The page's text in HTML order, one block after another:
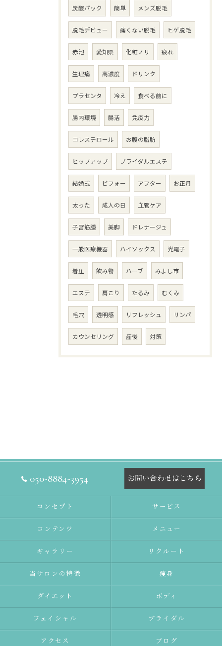
炭酸パック 簡単 メンズ脱毛
脱毛デビュー 痛くない脱毛 ヒゲ脱毛
赤池 愛知県 化粧ノリ 疲れ
生理痛 高濃度 ドリンク
プラセンタ 冷え 食べる前に
腸内環境 腸活 免疫力
コレステロール お腹の脂肪
ヒップアップ ブライダルエステ
結婚式 ビフォー アフター お正月
太った 成人の日 血管ケア
子宮筋腫 美脚 ドレナージュ
一般医療機器 ハイソックス 光電子
着圧 飲み物 ハーブ みよし市
エステ 肩こり たるみ むくみ
毛穴 透明感 リフレッシュ リンパ
カウンセリング 産後 対策
050-8884-3954 お問い合わせはこちら
コンセプト サービス
コンテンツ メニュー
ギャラリー リクルート
当サロンの特徴 痩身
ダイエット ボディ
フェイシャル ブライダル
アクセス ブログ